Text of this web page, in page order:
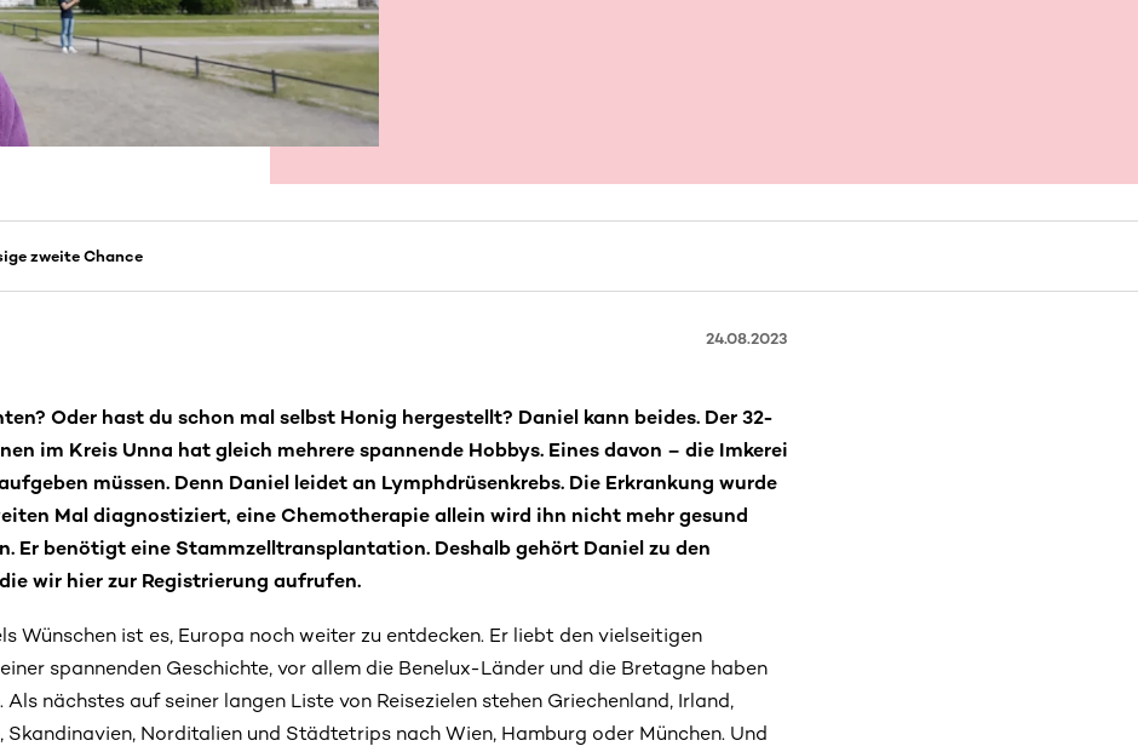
zweite Chance
24.08.2023
Oder hast du schon mal selbst Honig hergestellt? Daniel kann beides. Der 32-
im Kreis Unna hat gleich mehrere spannende Hobbys. Eines davon – die Imkerei
müssen. Denn Daniel leidet an Lymphdrüsenkrebs. Die Erkrankung wurde
Mal diagnostiziert, eine Chemotherapie allein wird ihn nicht mehr gesund
Er benötigt eine Stammzelltransplantation. Deshalb gehört Daniel zu den
wir hier zur Registrierung aufrufen.
Wünschen ist es, Europa noch weiter zu entdecken. Er liebt den vielseitigen
spannenden Geschichte, vor allem die Benelux-Länder und die Bretagne haben
Als nächstes auf seiner langen Liste von Reisezielen stehen Griechenland, Irland,
Skandinavien, Norditalien und Städtetrips nach Wien, Hamburg oder München. Und